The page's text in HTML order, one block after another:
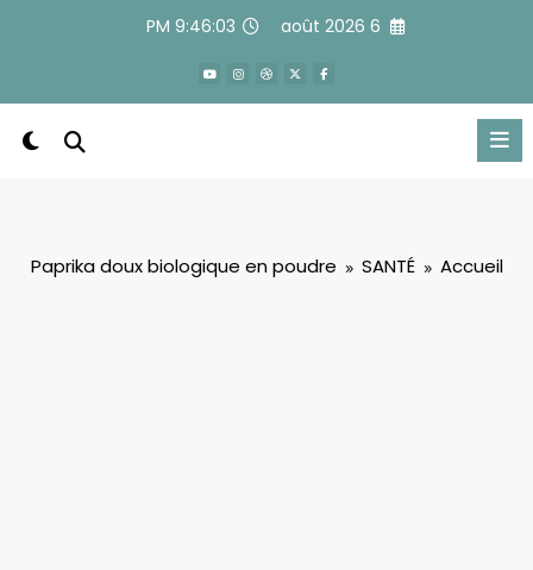
6 août 2026
9:46:04 PM
Accueil
SANTÉ
Paprika doux biologique en poudre